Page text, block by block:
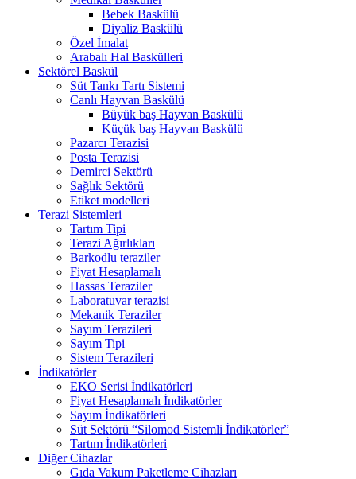
Bebek Baskülü
Diyaliz Baskülü
Özel İmalat
Arabalı Hal Baskülleri
Sektörel Baskül
Süt Tankı Tartı Sistemi
Canlı Hayvan Baskülü
Büyük baş Hayvan Baskülü
Küçük baş Hayvan Baskülü
Pazarcı Terazisi
Posta Terazisi
Demirci Sektörü
Sağlık Sektörü
Etiket modelleri
Terazi Sistemleri
Tartım Tipi
Terazi Ağırlıkları
Barkodlu teraziler
Fiyat Hesaplamalı
Hassas Teraziler
Laboratuvar terazisi
Mekanik Teraziler
Sayım Terazileri
Sayım Tipi
Sistem Terazileri
İndikatörler
EKO Serisi İndikatörleri
Fiyat Hesaplamalı İndikatörler
Sayım İndikatörleri
Süt Sektörü “Silomod Sistemli İndikatörler”
Tartım İndikatörleri
Diğer Cihazlar
Gıda Vakum Paketleme Cihazları